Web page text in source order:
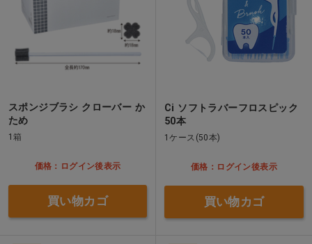
スポンジブラシ クローバー か
ため
1箱
価格：ログイン後表示
買い物カゴ
Ci ソフトラバーフロスピック
50本
1ケース(50本)
価格：ログイン後表示
買い物カゴ